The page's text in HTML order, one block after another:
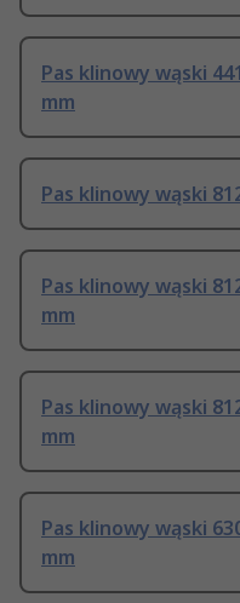
Pas klinowy wąski
mm
Pas klinowy wąski
Pas klinowy wąski
mm
Pas klinowy wąski
mm
Pas klinowy wąski
mm